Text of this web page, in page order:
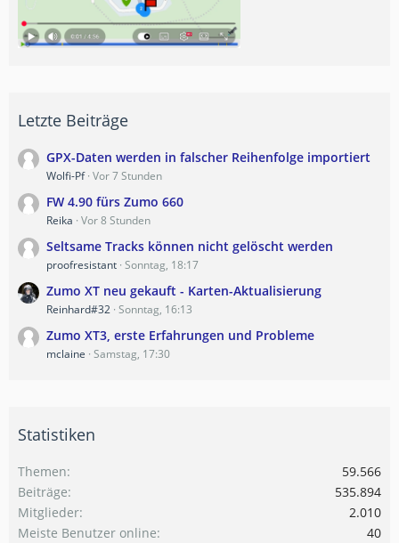
Letzte Beiträge
GPX-Daten werden in falscher Reihenfolge importiert
Wolfi-Pf Vor 7 Stunden
FW 4.90 fürs Zumo 660
Reika Vor 8 Stunden
Seltsame Tracks können nicht gelöscht werden
proofresistant Sonntag, 18:17
Zumo XT neu gekauft - Karten-Aktualisierung
Reinhard#32 Sonntag, 16:13
Zumo XT3, erste Erfahrungen und Probleme
mclaine Samstag, 17:30
Statistiken
Themen
59.566
Beiträge
535.894
Mitglieder
2.010
Meiste Benutzer online
40